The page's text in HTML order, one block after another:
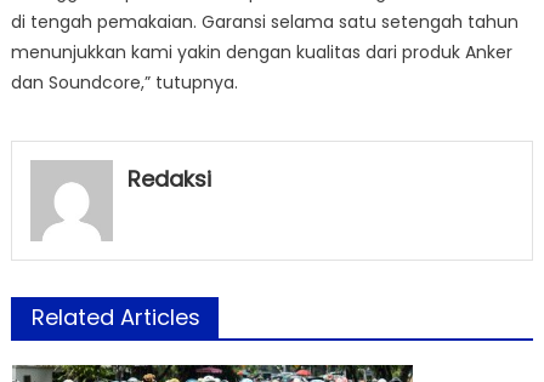
di tengah pemakaian. Garansi selama satu setengah tahun
menunjukkan kami yakin dengan kualitas dari produk Anker
dan Soundcore,” tutupnya.
Redaksi
Related Articles